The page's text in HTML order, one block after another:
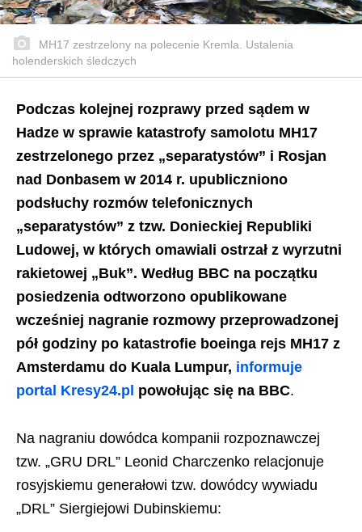
MH17 zestrzelony na polecenie Kremla. Ustalenia
holenderskich śledczych
Podczas kolejnej rozprawy przed sądem w
Hadze w sprawie katastrofy samolotu MH17
zestrzelonego przez „separatystów” i Rosjan
nad Donbasem w 2014 r. upubliczniono
podsłuchy rozmów telefonicznych
„separatystów” z tzw. Donieckiej Republiki
Ludowej, w których omawiali ostrzał z wyrzutni
rakietowej „Buk”. Według BBC na początku
posiedzenia odtworzono opublikowane
wcześniej nagranie rozmowy przeprowadzonej
pół godziny po katastrofie boeinga rejs MH17 z
Amsterdamu do Kuala Lumpur, informuje
portal Kresy24.pl powołując się na BBC.
Na nagraniu dowódca kompanii rozpoznawczej
tzw. „GRU DRL” Leonid Charczenko relacjonuje
rosyjskiemu generałowi tzw. dowódcy wywiadu
„DRL” Siergiejowi Dubinskiemu: